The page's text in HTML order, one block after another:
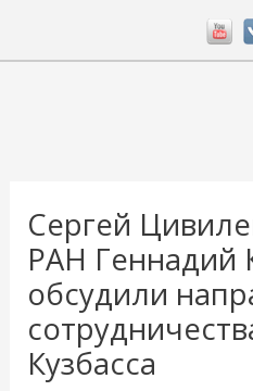
Сергей
РАН Геннадий
обсудили
Кузбасса
записям